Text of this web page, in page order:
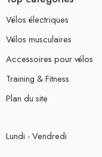
Vélos électriques
Vélos musculaires
Accessoires pour vélos
Training & Fitness
Plan du site
Lundi - Vendredi